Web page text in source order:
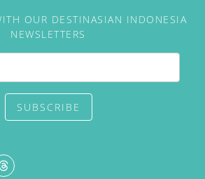
OUR DESTINASIAN INDONESIA
NEWSLETTERS
SUBSCRIBE